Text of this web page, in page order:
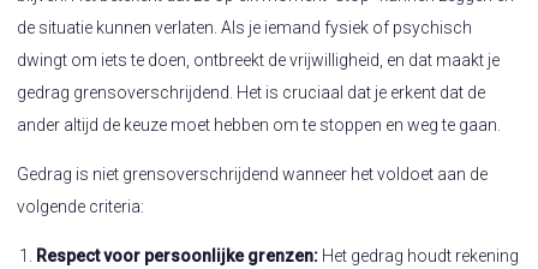
de situatie kunnen verlaten. Als je iemand fysiek of psychisch
dwingt om iets te doen, ontbreekt de vrijwilligheid, en dat maakt je
gedrag grensoverschrijdend. Het is cruciaal dat je erkent dat de
ander altijd de keuze moet hebben om te stoppen en weg te gaan.
Gedrag is niet grensoverschrijdend wanneer het voldoet aan de
volgende criteria:
Respect voor persoonlijke grenzen: Het gedrag houdt rekening